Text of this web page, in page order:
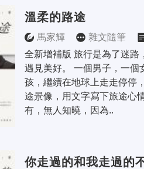
溫柔的路途
馬家輝 雜文隨筆
全新增補版 旅行是為了迷路
遇見美好。 一個男子，一個
孩，繼續在地球上走走停停
途景像，用文字寫下旅途心
有，無人知曉，因為..
你走過的和我走過的